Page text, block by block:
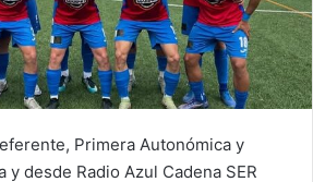
Primera Autonómica y
y desde Radio Azul Cadena SER